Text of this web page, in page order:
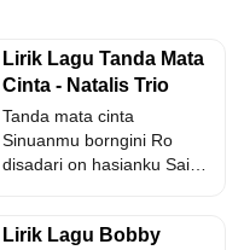
Lirik Lagu Tanda Mata
Cinta - Natalis Trio
Tanda mata cinta
Sinuanmu borngini Ro
disadari on hasianku Sai
Lirik Lagu Bobby